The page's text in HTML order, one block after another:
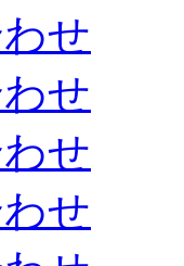
せ
せ
せ
せ